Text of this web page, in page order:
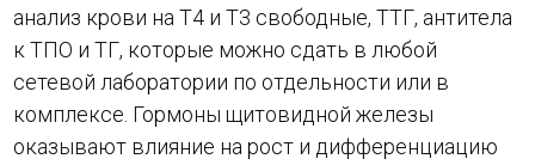
анализ крови на Т4 и Т3 свободные, ТТГ, антитела
к ТПО и ТГ, которые можно сдать в любой
сетевой лаборатории по отдельности или в
комплексе. Гормоны щитовидной железы
оказывают влияние на рост и дифференциацию